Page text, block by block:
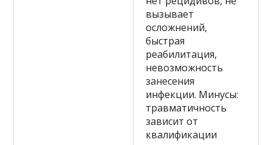
вызывает
осложнений,
быстрая
реабилитация,
невозможность
занесения
инфекции. Минусы:
травматичность
зависит от
квалификации